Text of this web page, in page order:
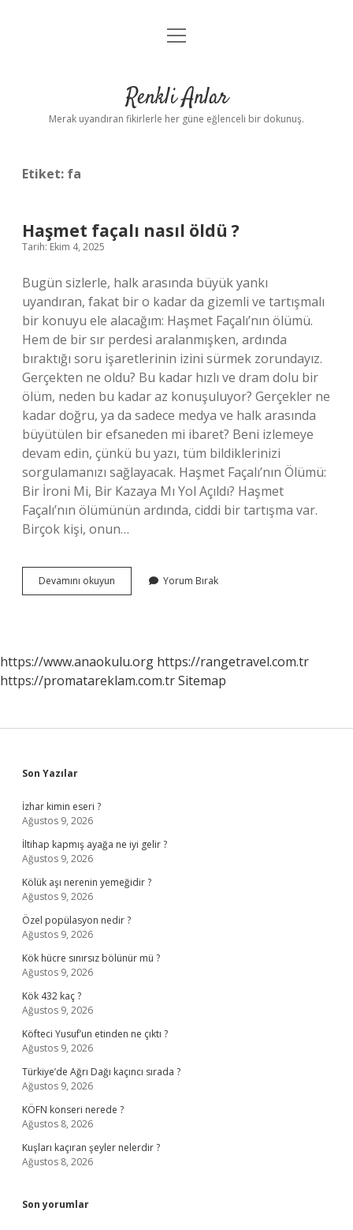
Anasayfa
Yasal Uyarı
menüyü
Renkli Anlar
Merak uyandıran fikirlerle her güne eğlenceli bir dokunuş.
Etiket: fa
Haşmet façalı nasıl öldü ?
Tarih: Ekim 4, 2025
Bugün sizlerle, halk arasında büyük yankı
uyandıran, fakat bir o kadar da gizemli ve tartışmalı
bir konuyu ele alacağım: Haşmet Façalı’nın ölümü.
Hem de bir sır perdesi aralanmışken, ardında
bıraktığı soru işaretlerinin izini sürmek zorundayız.
Gerçekten ne oldu? Bu kadar hızlı ve dram dolu bir
ölüm, neden bu kadar az konuşuluyor? Gerçekler ne
kadar doğru, ya da sadece medya ve halk arasında
büyütülen bir efsaneden mi ibaret? Beni izlemeye
devam edin, çünkü bu yazı, tüm bildiklerinizi
sorgulamanızı sağlayacak. Haşmet Façalı’nın Ölümü:
Bir İroni Mi, Bir Kazaya Mı Yol Açıldı? Haşmet
Façalı’nın ölümünün ardında, ciddi bir tartışma var.
Birçok kişi, onun…
Devamını okuyun
façalı
Yorum Bırak
https://www.anaokulu.org https://rangetravel.com.tr
https://promatareklam.com.trSitemap
Sidebar
Son Yazılar
İzhar kimin eseri ?
Ağustos 9, 2026
İltihap kapmış ayağa ne iyi gelir ?
Ağustos 9, 2026
Kölük aşı nerenin yemeğidir ?
Ağustos 9, 2026
Özel popülasyon nedir ?
Ağustos 9, 2026
Kök hücre sınırsız bölünür mü ?
Ağustos 9, 2026
Kök 432 kaç ?
Ağustos 9, 2026
Köfteci Yusuf’un etinden ne çıktı ?
Ağustos 9, 2026
Türkiye’de Ağrı Dağı kaçıncı sırada ?
Ağustos 9, 2026
KÖFN konseri nerede ?
Ağustos 8, 2026
Kuşları kaçıran şeyler nelerdir ?
Ağustos 8, 2026
Son yorumlar